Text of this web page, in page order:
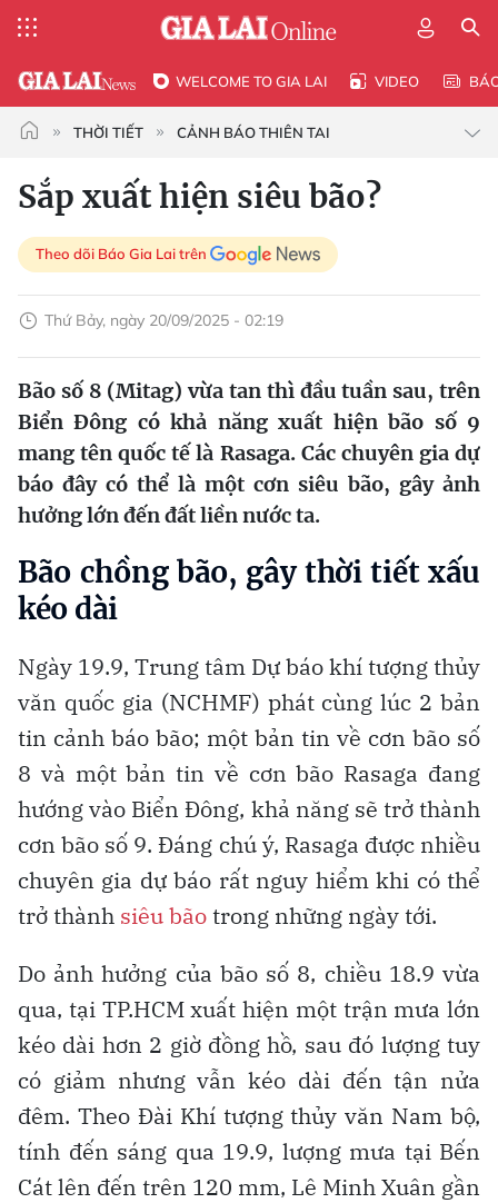
WELCOME TO GIA LAI VIDEO
THỜI TIẾT CẢNH BÁO THIÊN TAI
Sắp xuất hiện siêu bão?
Theo dõi Báo Gia Lai trên
Thứ Bảy, ngày 20/09/2025 - 02:19
Bão số 8 (Mitag) vừa tan thì đầu tuần sau, trên
Biển Đông có khả năng xuất hiện bão số 9
mang tên quốc tế là Rasaga. Các chuyên gia dự
báo đây có thể là một cơn siêu bão, gây ảnh
hưởng lớn đến đất liền nước ta.
Bão chồng bão, gây thời tiết xấu
kéo dài
Ngày 19.9, Trung tâm Dự báo khí tượng thủy
văn quốc gia (NCHMF) phát cùng lúc 2 bản
tin cảnh báo bão; một bản tin về cơn bão số
8 và một bản tin về cơn bão Rasaga đang
hướng vào Biển Đông, khả năng sẽ trở thành
cơn bão số 9. Đáng chú ý, Rasaga được nhiều
chuyên gia dự báo rất nguy hiểm khi có thể
trở thành siêu bãotrong những ngày tới.
Do ảnh hưởng của bão số 8, chiều 18.9 vừa
qua, tại TP.HCM xuất hiện một trận mưa lớn
kéo dài hơn 2 giờ đồng hồ, sau đó lượng tuy
có giảm nhưng vẫn kéo dài đến tận nửa
đêm. Theo Đài Khí tượng thủy văn Nam bộ,
tính đến sáng qua 19.9, lượng mưa tại Bến
Cát lên đến trên 120 mm, Lê Minh Xuân gần